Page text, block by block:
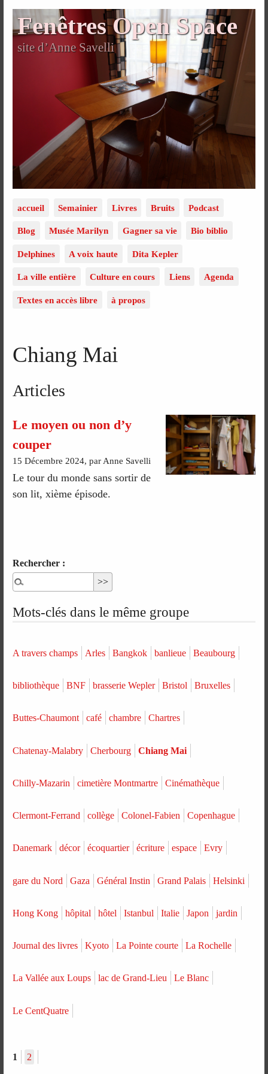
Fenêtres Open Space
site d’Anne Savelli
accueil Semainier Livres Bruits Podcast
Blog Musée Marilyn Gagner sa vie Bio biblio
Delphines A voix haute Dita Kepler
La ville entière Culture en cours Liens Agenda
Textes en accès libre à propos
Chiang Mai
Articles
Le moyen ou non d’y
couper
15 Décembre 2024, par Anne Savelli
Le tour du monde sans sortir de
son lit, xième épisode.
Rechercher :
Mots-clés dans le même groupe
A travers champs Arles Bangkok banlieue Beaubourg
bibliothèque BNF brasserie Wepler Bristol Bruxelles
Buttes-Chaumont café chambre Chartres
Chatenay-Malabry Cherbourg Chiang Mai
Chilly-Mazarin cimetière Montmartre Cinémathèque
Clermont-Ferrand collège Colonel-Fabien Copenhague
Danemark décor écoquartier écriture espace Evry
gare du Nord Gaza Général Instin Grand Palais Helsinki
Hong Kong hôpital hôtel Istanbul Italie Japon jardin
Journal des livres Kyoto La Pointe courte La Rochelle
La Vallée aux Loups lac de Grand-Lieu Le Blanc
Le CentQuatre
1 2